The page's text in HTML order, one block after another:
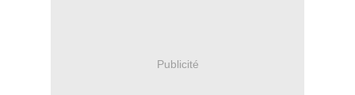
Publicité